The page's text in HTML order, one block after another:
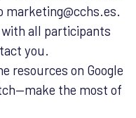
marketing@cchs.es.
all participants
you.
resources on Google
the most of